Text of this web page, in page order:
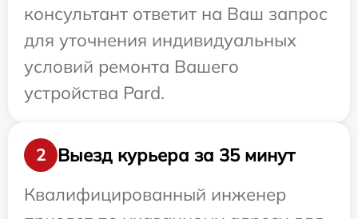
консультант ответит на Ваш запрос
для уточнения индивидуальных
условий ремонта Вашего
устройства Pard.
2
Выезд курьера за 35 минут
Квалифицированный инженер